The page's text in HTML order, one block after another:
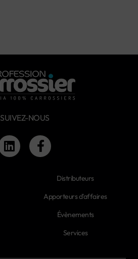
SUIVEZ-NOUS
Distributeurs
Apporteurs d'affaires
Évènements
Services